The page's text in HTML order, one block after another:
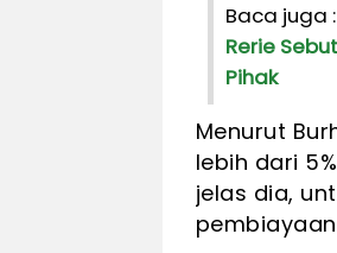
Baca juga :
Rerie
Pihak
Menurut
lebih dari
jelas dia,
pembiayaan